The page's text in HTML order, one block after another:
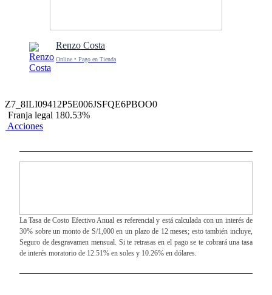
Renzo Costa
Online • Pago en Tienda
Z7_8ILI09412P5E006JSFQE6PBOO0
Franja legal 180.53%
Acciones
La Tasa de Costo Efectivo Anual es referencial y está calculada con un interés de
30% sobre un monto de S/1,000 en un plazo de 12 meses; esto también incluye,
Seguro de desgravamen mensual. Si te retrasas en el pago se te cobrará una tasa
de interés moratorio de 12.51% en soles y 10.26% en dólares.